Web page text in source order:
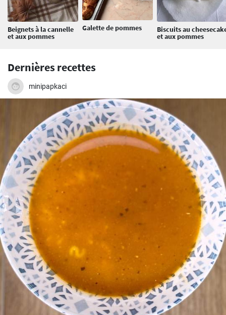
Beignets à la cannelle
et aux pommes
Galette de pommes Biscuits au
et aux pommes
Dernières recettes
minipapkaci